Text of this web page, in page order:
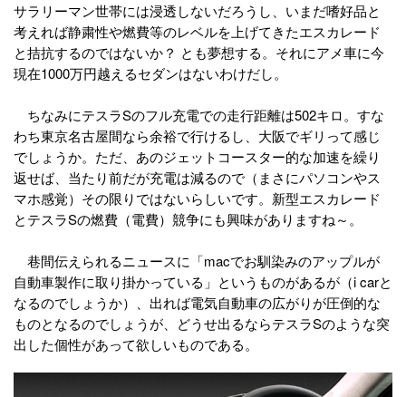
サラリーマン世帯には浸透しないだろうし、いまだ嗜好品と
考えれば静粛性や燃費等のレベルを上げてきたエスカレード
と拮抗するのではないか？ とも夢想する。それにアメ車に今
現在1000万円越えるセダンはないわけだし。
ちなみにテスラSのフル充電での走行距離は502キロ。すな
わち東京名古屋間なら余裕で行けるし、大阪でギリって感じ
でしょうか。ただ、あのジェットコースター的な加速を繰り
返せば、当たり前だが充電は減るので（まさにパソコンやス
マホ感覚）その限りではないらしいです。新型エスカレード
とテスラSの燃費（電費）競争にも興味がありますね～。
巷間伝えられるニュースに「macでお馴染みのアップルが
自動車製作に取り掛かっている」というものがあるが（i carと
なるのでしょうか）、出れば電気自動車の広がりが圧倒的な
ものとなるのでしょうが、どうせ出るならテスラSのような突
出した個性があって欲しいものである。